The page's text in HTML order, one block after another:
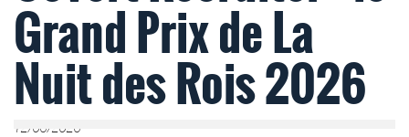
Grand Prix de La
Nuit des Rois 2026
12/06/2026